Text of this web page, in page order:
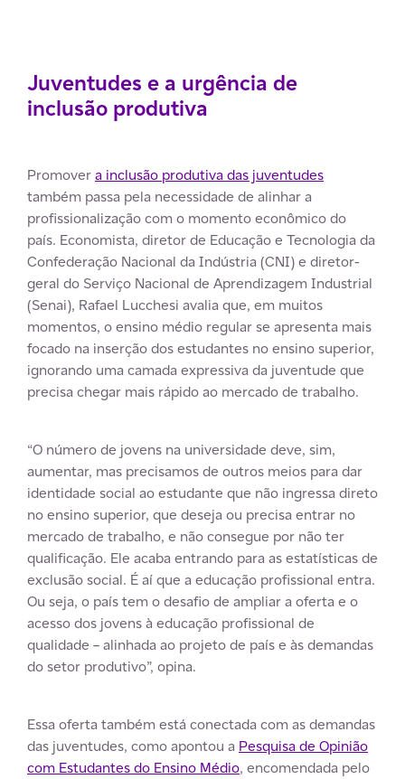
Juventudes e a urgência de
inclusão produtiva
Promovera inclusão produtiva das juventudes
também passa pela necessidade de alinhar a
profissionalização com o momento econômico do
país. Economista, diretor de Educação e Tecnologia da
Confederação Nacional da Indústria (CNI) e diretor-
geral do Serviço Nacional de Aprendizagem Industrial
(Senai), Rafael Lucchesi avalia que, em muitos
momentos, o ensino médio regular se apresenta mais
focado na inserção dos estudantes no ensino superior,
ignorando uma camada expressiva da juventude que
precisa chegar mais rápido ao mercado de trabalho.
“O número de jovens na universidade deve, sim,
aumentar, mas precisamos de outros meios para dar
identidade social ao estudante que não ingressa direto
no ensino superior, que deseja ou precisa entrar no
mercado de trabalho, e não consegue por não ter
qualificação. Ele acaba entrando para as estatísticas de
exclusão social. É aí que a educação profissional entra.
Ou seja, o país tem o desafio de ampliar a oferta e o
acesso dos jovens à educação profissional de
qualidade – alinhada ao projeto de país e às demandas
do setor produtivo”, opina.
Essa oferta também está conectada com as demandas
das juventudes, como apontou a Pesquisa de Opinião
com Estudantes do Ensino Médio, encomendada pelo